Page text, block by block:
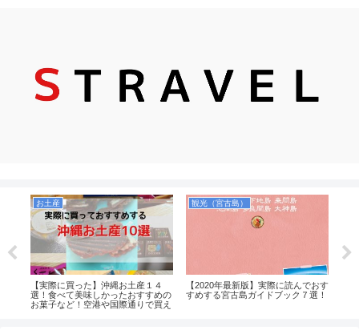
お土産
【実際に買った】沖縄お土産１４
選！食べて美味しかったおすすめの
お菓子など！空港や国際通りで買え
観光（宮古島）
【2020年最新版】実際に読んでおす
すめする宮古島ガイドブック７選！